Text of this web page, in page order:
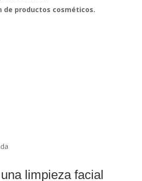
de productos cosméticos.
limpieza facial